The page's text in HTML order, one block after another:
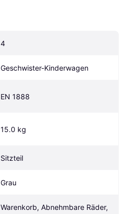
4
Geschwister-Kinderwagen
EN 1888
15.0 kg
Sitzteil
Grau
Warenkorb, Abnehmbare Räder,